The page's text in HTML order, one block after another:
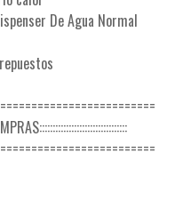
De Agua Normal